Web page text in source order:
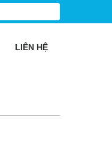
LIÊN HỆ